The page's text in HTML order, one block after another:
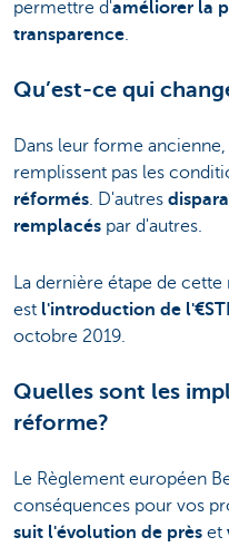
permettre d'améliorer la
transparence.
Qu’est-ce qui
Dans leur forme
remplissent pas les
réformés. D'autres
remplacés par d'autres.
La dernière étape de
est l'introduction de
octobre 2019.
Quelles sont les
réforme?
Le Règlement européen
conséquences pour vos
suit l'évolution de près et